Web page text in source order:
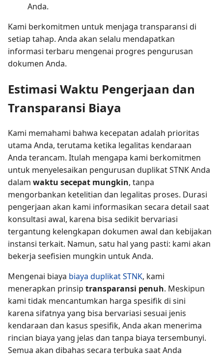
Anda.
Kami berkomitmen untuk menjaga transparansi di
setiap tahap. Anda akan selalu mendapatkan
informasi terbaru mengenai progres pengurusan
dokumen Anda.
Estimasi Waktu Pengerjaan dan
Transparansi Biaya
Kami memahami bahwa kecepatan adalah prioritas
utama Anda, terutama ketika legalitas kendaraan
Anda terancam. Itulah mengapa kami berkomitmen
untuk menyelesaikan pengurusan duplikat STNK Anda
dalam waktu secepat mungkin, tanpa
mengorbankan ketelitian dan legalitas proses. Durasi
pengerjaan akan kami informasikan secara detail saat
konsultasi awal, karena bisa sedikit bervariasi
tergantung kelengkapan dokumen awal dan kebijakan
instansi terkait. Namun, satu hal yang pasti: kami akan
bekerja seefisien mungkin untuk Anda.
Mengenai biaya biaya duplikat STNK, kami
menerapkan prinsip transparansi penuh. Meskipun
kami tidak mencantumkan harga spesifik di sini
karena sifatnya yang bisa bervariasi sesuai jenis
kendaraan dan kasus spesifik, Anda akan menerima
rincian biaya yang jelas dan tanpa biaya tersembunyi.
Semua akan dibahas secara terbuka saat Anda